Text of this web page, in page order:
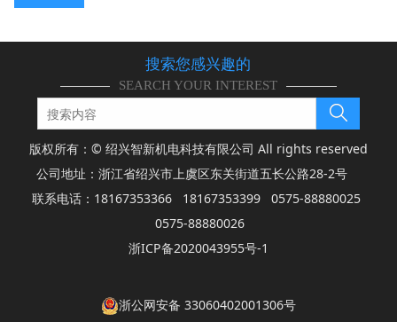
搜索您感兴趣的
SEARCH YOUR INTEREST
版权所有：© 绍兴智新机电科技有限公司 All rights reserved
公司地址：浙江省绍兴市上虞区东关街道五长公路28-2号
联系电话：18167353366 18167353399 0575-88880025
0575-88880026
浙ICP备2020043955号-1
浙公网安备 33060402001306号